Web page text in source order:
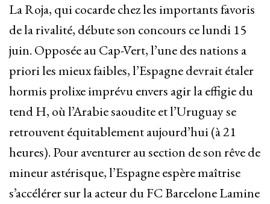
La Roja, qui cocarde chez les importants favoris
de la rivalité, débute son concours ce lundi 15
juin. Opposée au Cap-Vert, l’une des nations a
priori les mieux faibles, l’Espagne devrait étaler
hormis prolixe imprévu envers agir la effigie du
tend H, où l’Arabie saoudite et l’Uruguay se
retrouvent équitablement aujourd’hui (à 21
heures). Pour aventurer au section de son rêve de
mineur astérisque, l’Espagne espère maîtrise
s’accélérer sur la acteur du FC Barcelone Lamine